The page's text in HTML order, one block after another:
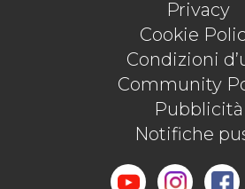
Privacy
Cookie
Condizioni
Community
Pubblicità
Notifiche